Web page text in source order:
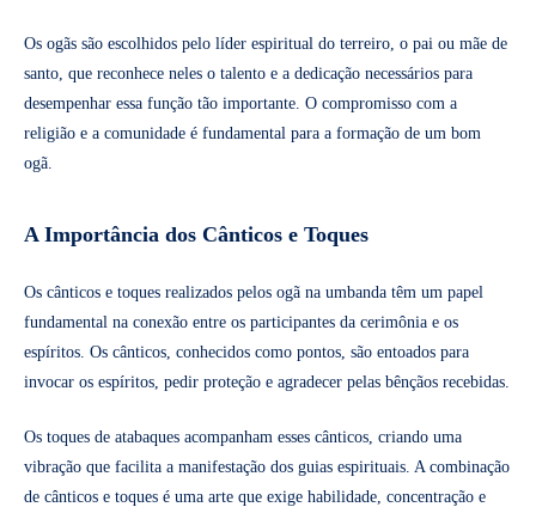
Os ogãs são escolhidos pelo líder espiritual do terreiro, o pai ou mãe de
santo, que reconhece neles o talento e a dedicação necessários para
desempenhar essa função tão importante. O compromisso com a
religião e a comunidade é fundamental para a formação de um bom
ogã.
A Importância dos Cânticos e Toques
Os cânticos e toques realizados pelos ogã na umbanda têm um papel
fundamental na conexão entre os participantes da cerimônia e os
espíritos. Os cânticos, conhecidos como pontos, são entoados para
invocar os espíritos, pedir proteção e agradecer pelas bênçãos recebidas.
Os toques de atabaques acompanham esses cânticos, criando uma
vibração que facilita a manifestação dos guias espirituais. A combinação
de cânticos e toques é uma arte que exige habilidade, concentração e